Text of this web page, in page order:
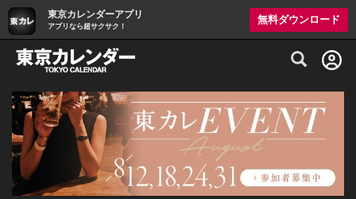
東京カレンダーアプリ
アプリなら超サクサク！
無料ダウンロード
グルメ情報・プレミアムレストラン予約